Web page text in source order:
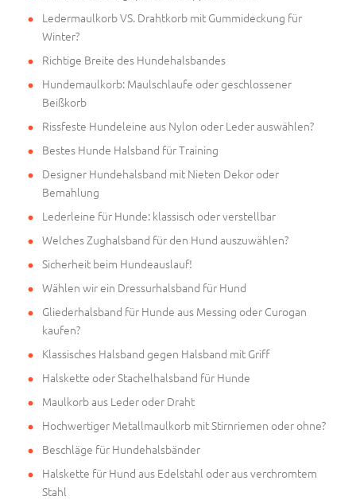
Ledermaulkorb VS. Drahtkorb mit Gummideckung für
Winter?
Richtige Breite des Hundehalsbandes
Hundemaulkorb: Maulschlaufe oder geschlossener
Beißkorb
Rissfeste Hundeleine aus Nylon oder Leder auswählen?
Bestes Hunde Halsband für Training
Designer Hundehalsband mit Nieten Dekor oder
Bemahlung
Lederleine für Hunde: klassisch oder verstellbar
Welches Zughalsband für den Hund auszuwählen?
Sicherheit beim Hundeauslauf!
Wählen wir ein Dressurhalsband für Hund
Gliederhalsband für Hunde aus Messing oder Curogan
kaufen?
Klassisches Halsband gegen Halsband mit Griff
Halskette oder Stachelhalsband für Hunde
Maulkorb aus Leder oder Draht
Hochwertiger Metallmaulkorb mit Stirnriemen oder ohne?
Beschläge für Hundehalsbänder
Halskette für Hund aus Edelstahl oder aus verchromtem
Stahl